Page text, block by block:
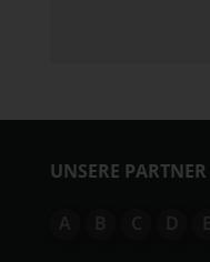
UNSERE PARTNER
A B C D E